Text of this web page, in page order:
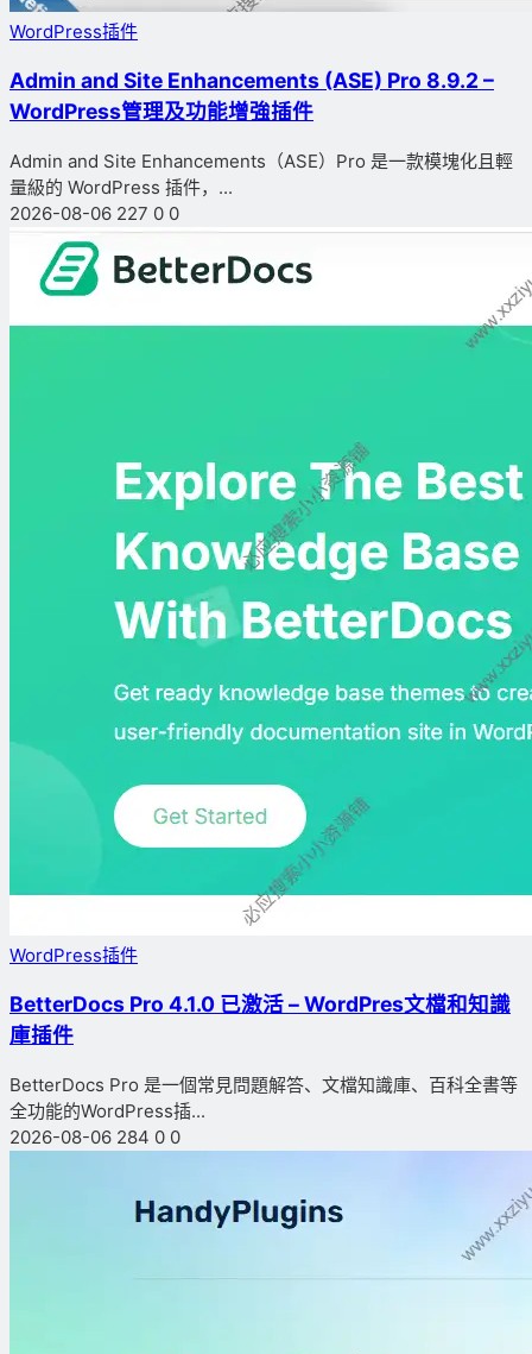
WordPress插件
Admin and Site Enhancements (ASE) Pro 8.9.2 –
WordPress管理及功能增強插件
Admin and Site Enhancements（ASE）Pro 是一款模塊化且輕
量級的 WordPress 插件，...
2026-08-06 227 0 0
WordPress插件
BetterDocs Pro 4.1.0 已激活 – WordPres文檔和知識
庫插件
BetterDocs Pro 是一個常見問題解答、文檔知識庫、百科全書等
全功能的WordPress插...
2026-08-06 284 0 0